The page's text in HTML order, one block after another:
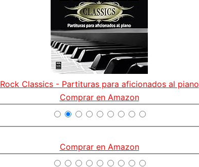
Rock Classics - Partituras para aficionados al piano
Comprar en Amazon
Comprar en Amazon